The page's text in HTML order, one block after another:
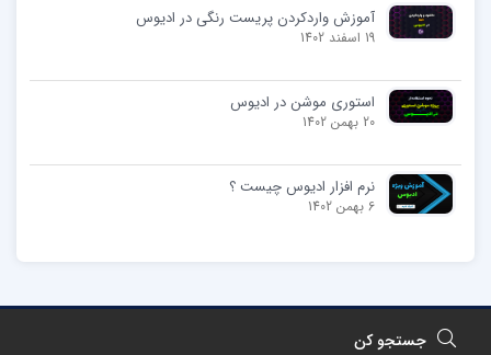
آموزش واردکردن پریست رنگی در ادیوس
19 اسفند 1402
استوری موشن در ادیوس
20 بهمن 1402
نرم افزار ادیوس چیست ؟
6 بهمن 1402
جستجو کن